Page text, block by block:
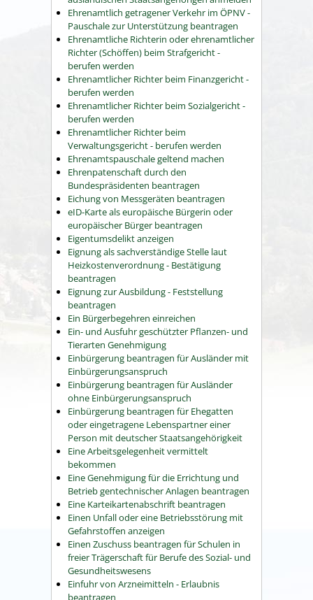
Ehrenamtlich getragener Verkehr im ÖPNV -
Pauschale zur Unterstützung beantragen
Ehrenamtliche Richterin oder ehrenamtlicher
Richter (Schöffen) beim Strafgericht -
berufen werden
Ehrenamtlicher Richter beim Finanzgericht -
berufen werden
Ehrenamtlicher Richter beim Sozialgericht -
berufen werden
Ehrenamtlicher Richter beim
Verwaltungsgericht - berufen werden
Ehrenamtspauschale geltend machen
Ehrenpatenschaft durch den
Bundespräsidenten beantragen
Eichung von Messgeräten beantragen
eID-Karte als europäische Bürgerin oder
europäischer Bürger beantragen
Eigentumsdelikt anzeigen
Eignung als sachverständige Stelle laut
Heizkostenverordnung - Bestätigung
beantragen
Eignung zur Ausbildung - Feststellung
beantragen
Ein Bürgerbegehren einreichen
Ein- und Ausfuhr geschützter Pflanzen- und
Tierarten Genehmigung
Einbürgerung beantragen für Ausländer mit
Einbürgerungsanspruch
Einbürgerung beantragen für Ausländer
ohne Einbürgerungsanspruch
Einbürgerung beantragen für Ehegatten
oder eingetragene Lebenspartner einer
Person mit deutscher Staatsangehörigkeit
Eine Arbeitsgelegenheit vermittelt
bekommen
Eine Genehmigung für die Errichtung und
Betrieb gentechnischer Anlagen beantragen
Eine Karteikartenabschrift beantragen
Einen Unfall oder eine Betriebsstörung mit
Gefahrstoffen anzeigen
Einen Zuschuss beantragen für Schulen in
freier Trägerschaft für Berufe des Sozial- und
Gesundheitswesens
Einfuhr von Arzneimitteln - Erlaubnis
beantragen